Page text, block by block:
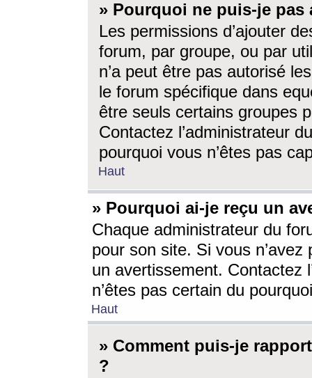
» Pourquoi ne puis-je
Les permissions d’ajouter
forum, par groupe, ou par
n’a peut être pas autorisé
le forum spécifique dans
être seuls certains groupes
Contactez l’administrateur
pourquoi vous n’êtes pas
Haut
» Pourquoi ai-je reçu un
Chaque administrateur du
pour son site. Si vous
un avertissement. Contactez
n’êtes pas certain du
Haut
» Comment puis-je
?